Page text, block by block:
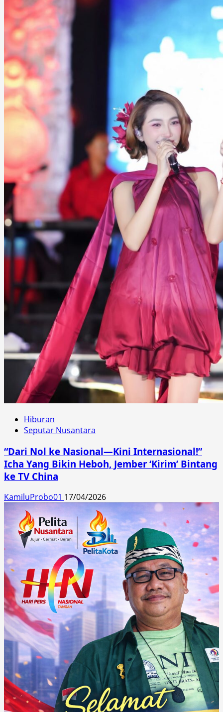
Hiburan
Seputar Nusantara
“Dari Nol ke Nasional—Kini Internasional!”
Icha Yang Bikin Heboh, Jember ‘Kirim’ Bintang
ke TV China
KamiluProbo01 17/04/2026